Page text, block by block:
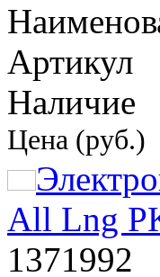
Артикул
Наличие
Цена (руб.)
All Lng
1371992